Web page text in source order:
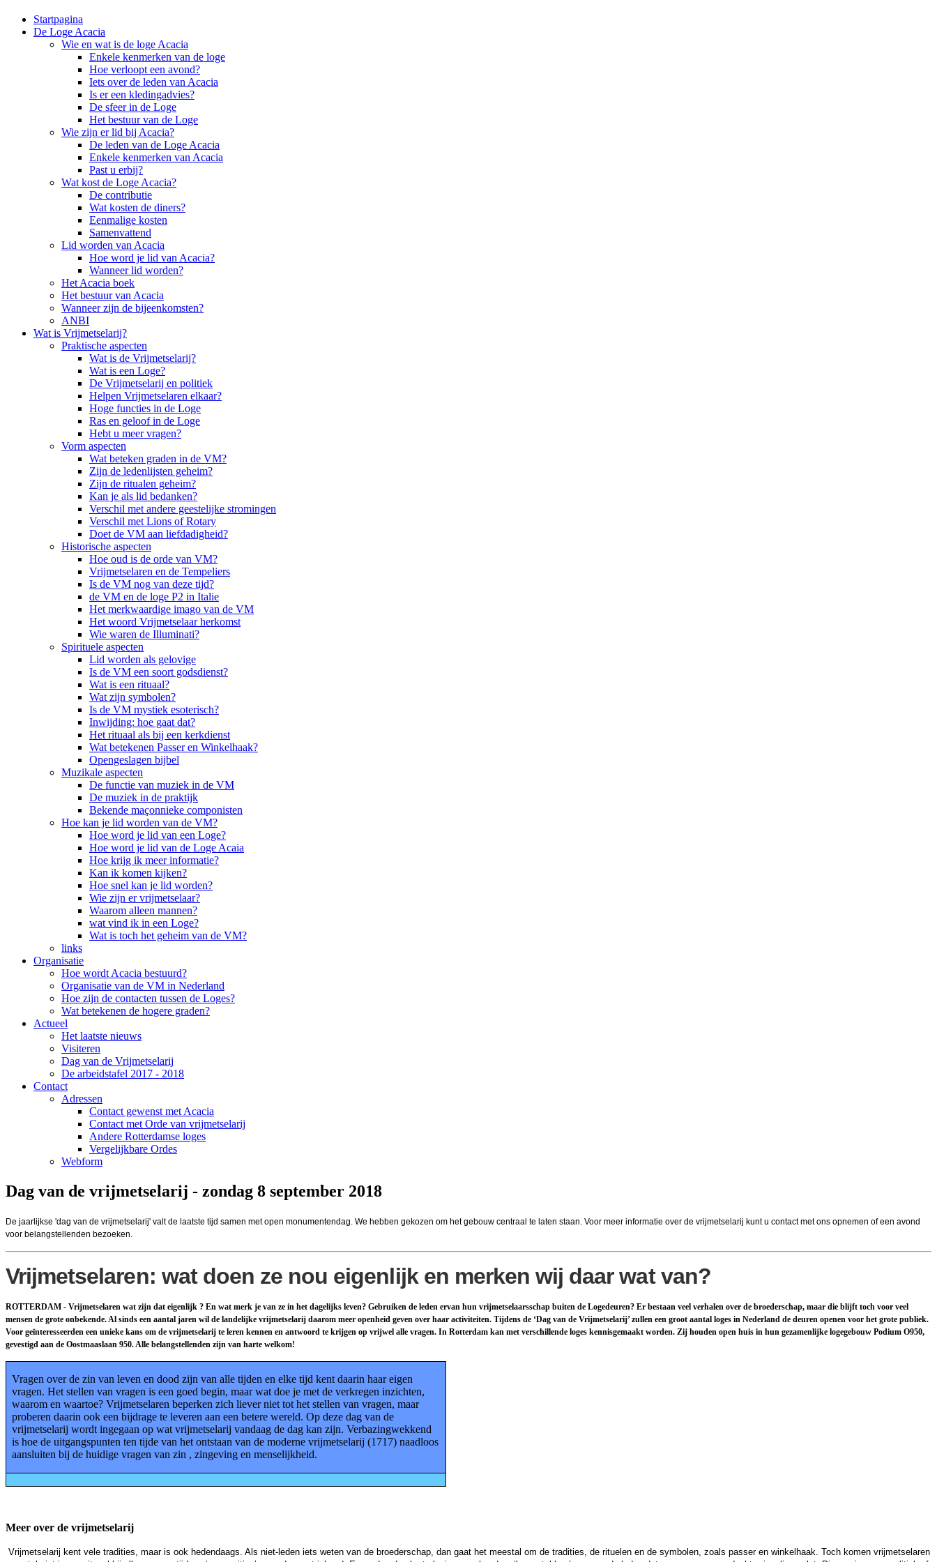
Startpagina
De Loge Acacia
Wie en wat is de loge Acacia
Enkele kenmerken van de loge
Hoe verloopt een avond?
Iets over de leden van Acacia
Is er een kledingadvies?
De sfeer in de Loge
Het bestuur van de Loge
Wie zijn er lid bij Acacia?
De leden van de Loge Acacia
Enkele kenmerken van Acacia
Past u erbij?
Wat kost de Loge Acacia?
De contributie
Wat kosten de diners?
Eenmalige kosten
Samenvattend
Lid worden van Acacia
Hoe word je lid van Acacia?
Wanneer lid worden?
Het Acacia boek
Het bestuur van Acacia
Wanneer zijn de bijeenkomsten?
ANBI
Wat is Vrijmetselarij?
Praktische aspecten
Wat is de Vrijmetselarij?
Wat is een Loge?
De Vrijmetselarij en politiek
Helpen Vrijmetselaren elkaar?
Hoge functies in de Loge
Ras en geloof in de Loge
Hebt u meer vragen?
Vorm aspecten
Wat beteken graden in de VM?
Zijn de ledenlijsten geheim?
Zijn de ritualen geheim?
Kan je als lid bedanken?
Verschil met andere geestelijke stromingen
Verschil met Lions of Rotary
Doet de VM aan liefdadigheid?
Historische aspecten
Hoe oud is de orde van VM?
Vrijmetselaren en de Tempeliers
Is de VM nog van deze tijd?
de VM en de loge P2 in Italie
Het merkwaardige imago van de VM
Het woord Vrijmetselaar herkomst
Wie waren de Illuminati?
Spirituele aspecten
Lid worden als gelovige
Is de VM een soort godsdienst?
Wat is een rituaal?
Wat zijn symbolen?
Is de VM mystiek esoterisch?
Inwijding: hoe gaat dat?
Het rituaal als bij een kerkdienst
Wat betekenen Passer en Winkelhaak?
Opengeslagen bijbel
Muzikale aspecten
De functie van muziek in de VM
De muziek in de praktijk
Bekende maçonnieke componisten
Hoe kan je lid worden van de VM?
Hoe word je lid van een Loge?
Hoe word je lid van de Loge Acaia
Hoe krijg ik meer informatie?
Kan ik komen kijken?
Hoe snel kan je lid worden?
Wie zijn er vrijmetselaar?
Waarom alleen mannen?
wat vind ik in een Loge?
Wat is toch het geheim van de VM?
links
Organisatie
Hoe wordt Acacia bestuurd?
Organisatie van de VM in Nederland
Hoe zijn de contacten tussen de Loges?
Wat betekenen de hogere graden?
Actueel
Het laatste nieuws
Visiteren
Dag van de Vrijmetselarij
De arbeidstafel 2017 - 2018
Contact
Adressen
Contact gewenst met Acacia
Contact met Orde van vrijmetselarij
Andere Rotterdamse loges
Vergelijkbare Ordes
Webform
Dag van de vrijmetselarij - zondag 8 september 2018
De jaarlijkse 'dag van de vrijmetselarij' valt de laatste tijd samen met open monumentendag. We hebben gekozen om het gebouw centraal te laten staan. Voor meer informatie over de vrijmetselarij kunt u contact met ons opnemen of een avond
voor belangstellenden bezoeken.
Vrijmetselaren: wat doen ze nou eigenlijk en merken wij daar wat van?
ROTTERDAM - Vrijmetselaren wat zijn dat eigenlijk ? En wat merk je van ze in het dagelijks leven? Gebruiken de leden ervan hun vrijmetselaarsschap buiten de Logedeuren? Er bestaan veel verhalen over de broederschap, maar die blijft toch voor veel
mensen de grote onbekende. Al sinds een aantal jaren wil de landelijke vrijmetselarij daarom meer openheid geven over haar activiteiten. Tijdens de ‘Dag van de Vrijmetselarij’ zullen een groot aantal loges in Nederland de deuren openen voor het grote publiek.
Voor geïnteresseerden een unieke kans om de vrijmetselarij te leren kennen en antwoord te krijgen op vrijwel alle vragen. In Rotterdam kan met verschillende loges kennisgemaakt worden. Zij houden open huis in hun gezamenlijke logegebouw Podium O950,
gevestigd aan de Oostmaaslaan 950. Alle belangstellenden zijn van harte welkom!
Vragen over de zin van leven en dood zijn van alle tijden en elke tijd kent daarin haar eigen
vragen. Het stellen van vragen is een goed begin, maar wat doe je met de verkregen inzichten,
waarom en waartoe? Vrijmetselaren beperken zich liever niet tot het stellen van vragen, maar
proberen daarin ook een bijdrage te leveren aan een betere wereld. Op deze dag van de
vrijmetselarij wordt ingegaan op wat vrijmetselarij vandaag de dag kan zijn. Verbazingwekkend
is hoe de uitgangspunten ten tijde van het ontstaan van de moderne vrijmetselarij (1717) naadloos
aansluiten bij de huidige vragen van zin , zingeving en menselijkheid.
Meer over de vrijmetselarij
Vrijmetselarij kent vele tradities, maar is ook hedendaags. Als niet-leden iets weten van de broederschap, dan gaat het meestal om de tradities, de rituelen en de symbolen, zoals passer en winkelhaak. Toch komen vrijmetselaren